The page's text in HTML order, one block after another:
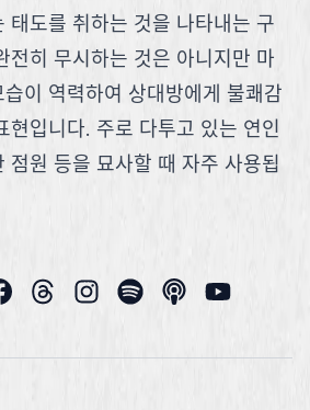
태도를 취하는 것을 나타내는 구
전히 무시하는 것은 아니지만 마
이 역력하여 상대방에게 불쾌감
현입니다. 주로 다투고 있는 연인
점원 등을 묘사할 때 자주 사용됩